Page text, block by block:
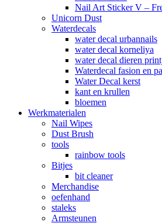
Nail Art Sticker V –
Unicorn Dust
Waterdecals
water decal urbannails
water decal korneliya
water decal dieren
Waterdecal fasion en
Water Decal kerst
kant en krullen
bloemen
Werkmaterialen
Nail Wipes
Dust Brush
tools
rainbow tools
Bitjes
bit cleaner
Merchandise
oefenhand
staleks
Armsteunen